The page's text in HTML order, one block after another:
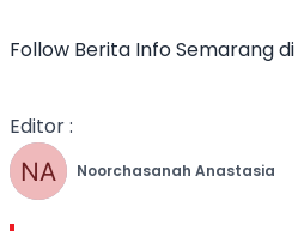
Follow Berita Info Semarang di
Editor :
Noorchasanah Anastasia